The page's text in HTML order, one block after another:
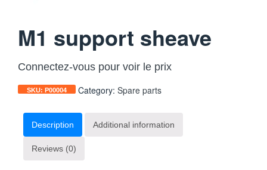
M1 support sheave
Connectez-vous pour voir le prix
SKU: P00004 Category: Spare parts
Description Additional information
Reviews (0)